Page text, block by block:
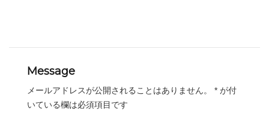
Message
メールアドレスが公開されることはありません。 * が付
いている欄は必須項目です